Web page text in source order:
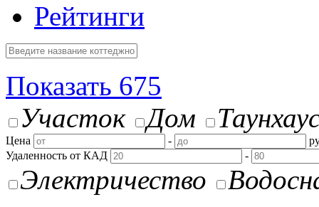
Рейтинги
Показать 675
Участок
Дом
Цена -
Удаленность от КАД
-
Электричество